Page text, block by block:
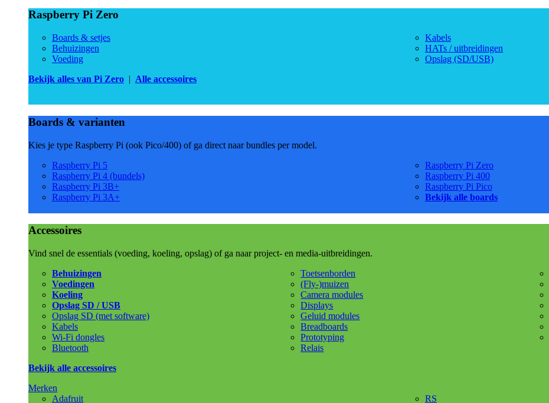
Raspberry Pi Zero
Boards & setjes
Behuizingen
Voeding
Kabels
HATs / uitbreidingen
Opslag (SD/USB)
Bekijk alles van Pi Zero | Alle accessoires
Boards & varianten
Kies je type Raspberry Pi (ook Pico/400) of ga direct naar bundles per model.
Raspberry Pi 5
Raspberry Pi 4 (bundels)
Raspberry Pi 3B+
Raspberry Pi 3A+
Raspberry Pi Zero
Raspberry Pi 400
Raspberry Pi Pico
Bekijk alle boards
Accessoires
Vind snel de essentials (voeding, koeling, opslag) of ga naar project- en media-uitbreidingen.
Behuizingen
Voedingen
Koeling
Opslag SD / USB
Opslag SD (met software)
Kabels
Wi-Fi dongles
Bluetooth
Toetsenborden
(Fly-)muizen
Camera modules
Displays
Geluid modules
Breadboards
Prototyping
Relais
Bekijk alle accessoires
Merken
Adafruit
RS